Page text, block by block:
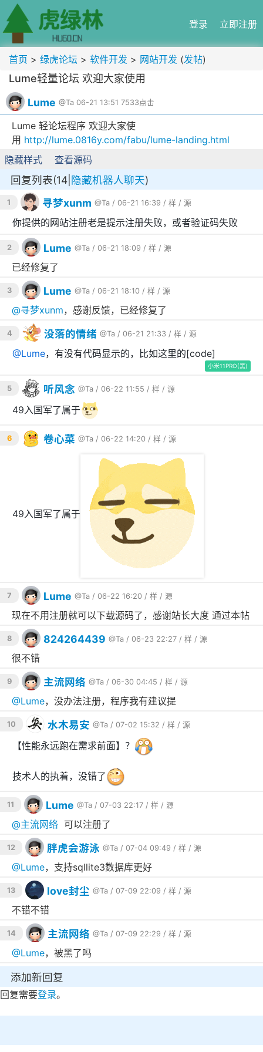
登录 立即注册
首页 > 绿虎论坛 > 软件开发 > 网站开发 (发帖)
Lume轻量论坛 欢迎大家使用
Lume @Ta 06-21 13:51 7533点击
Lume 轻论坛程序 欢迎大家使
用 http://lume.0816y.com/fabu/lume-landing.html
隐藏样式
查看源码
回复列表(14| 隐藏机器人聊天)
1 寻梦xunm @Ta / 06-21 16:39 / 样 / 源
你提供的网站注册老是提示注册失败，或者验证码失败
2 Lume @Ta / 06-21 18:09 / 样 / 源
已经修复了
3 Lume @Ta / 06-21 18:10 / 样 / 源
@寻梦xunm，感谢反馈，已经修复了
4 没落的情绪 @Ta / 06-21 21:33 / 样 / 源
@Lume，有没有代码显示的，比如这里的[code]
小米11PRO(黑)
5 听风念 @Ta / 06-22 11:55 / 样 / 源
49入国军了属于
6 卷心菜 @Ta / 06-22 14:20 / 样 / 源
49入国军了属于
7 Lume @Ta / 06-22 16:20 / 样 / 源
现在不用注册就可以下载源码了，感谢站长大度 通过本帖
8 824264439 @Ta / 06-23 22:27 / 样 / 源
很不错
9 主流网络 @Ta / 06-30 04:45 / 样 / 源
@Lume，没办法注册，程序我有建议提
10 水木易安 @Ta / 07-02 15:32 / 样 / 源
【性能永远跑在需求前面】？
技术人的执着，没错了
11 Lume @Ta / 07-03 22:17 / 样 / 源
@主流网络 可以注册了
12 胖虎会游泳 @Ta / 07-04 09:49 / 样 / 源
@Lume，支持sqllite3数据库更好
13 love封尘 @Ta / 07-09 22:09 / 样 / 源
不错不错
14 主流网络 @Ta / 07-09 22:29 / 样 / 源
@Lume，被黑了吗
添加新回复
回复需要登录。